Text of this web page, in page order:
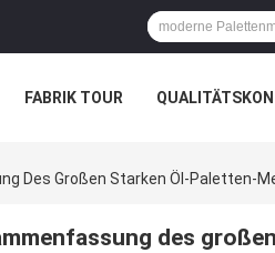
FABRIK TOUR
Des Großen Starken Öl-Paletten-
des